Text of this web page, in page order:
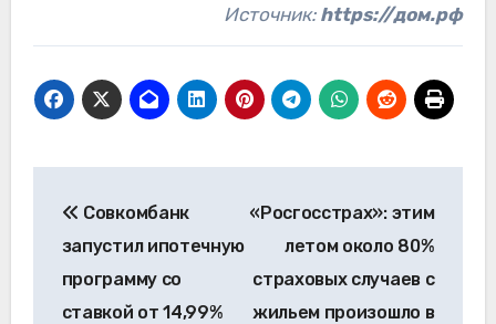
Источник: https://дом.рф
по
записям
Совкомбанк
запустил ипотечную
программу со
ставкой от 14,99%
«Росгосстрах»: этим
летом около 80%
страховых случаев с
жильем произошло в